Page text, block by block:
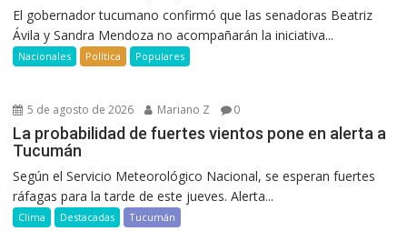
El gobernador tucumano confirmó que las senadoras Beatriz
Ávila y Sandra Mendoza no acompañarán la iniciativa...
Nacionales Política Populares
5 de agosto de 2026 Mariano Z 0
La probabilidad de fuertes vientos pone en alerta a
Tucumán
Según el Servicio Meteorológico Nacional, se esperan fuertes
ráfagas para la tarde de este jueves. Alerta...
Clima Destacadas Tucumán